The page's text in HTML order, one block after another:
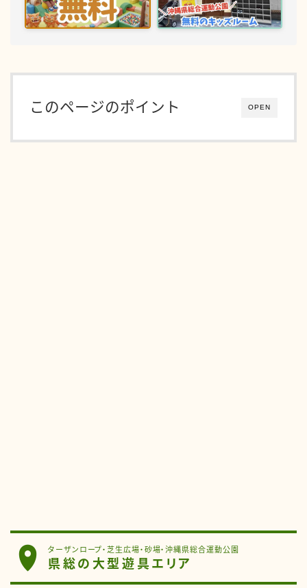
OPEN
このページのポイント
ターザンロープ・芝生広場・砂場・沖縄県総合運動公園
県総の大型遊具エリア